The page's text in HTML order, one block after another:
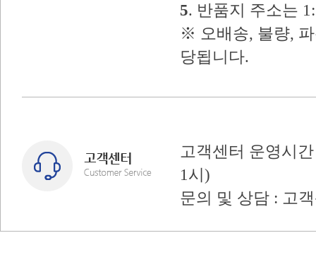
5. 반품지 주소는
※ 오배송, 불량,
당됩니다.
고객센터 운영시
1시)
문의 및 상담 : 고